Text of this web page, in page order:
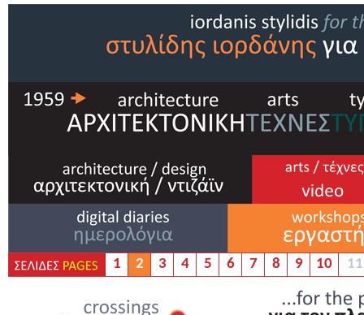
1 2 3 4 5 6 7 8 9 10 11